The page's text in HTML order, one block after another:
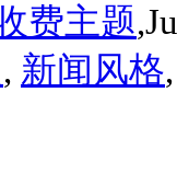
费主题
, 新闻风格